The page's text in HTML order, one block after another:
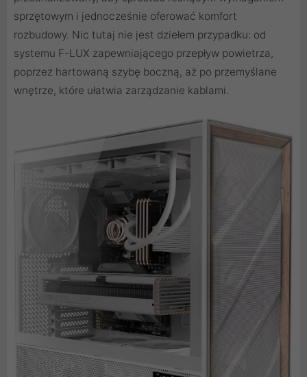
sprzętowym i jednocześnie oferować komfort
rozbudowy. Nic tutaj nie jest dziełem przypadku: od
systemu F-LUX zapewniającego przepływ powietrza,
poprzez hartowaną szybę boczną, aż po przemyślane
wnętrze, które ułatwia zarządzanie kablami.